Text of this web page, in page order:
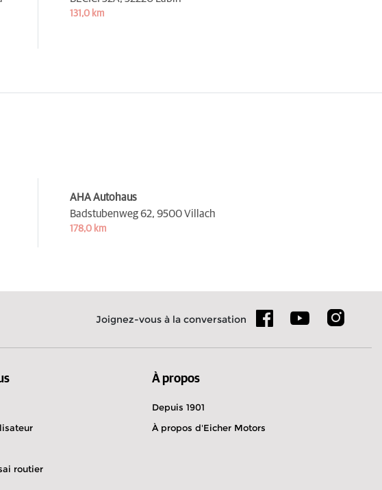
131,0 km
AHA Autohaus
Badstubenweg 62, 9500 Villach
178,0 km
Joignez-vous à la conversation
routier
À propos
Depuis 1901
À propos d'Eicher Motors